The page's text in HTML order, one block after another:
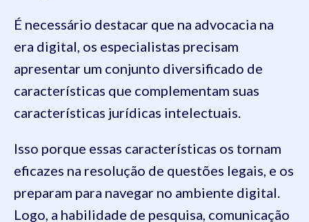
É necessário destacar que na advocacia na
era digital, os especialistas precisam
apresentar um conjunto diversificado de
características que complementam suas
características jurídicas intelectuais.
Isso porque essas características os tornam
eficazes na resolução de questões legais, e os
preparam para navegar no ambiente digital.
Logo, a habilidade de pesquisa, comunicação